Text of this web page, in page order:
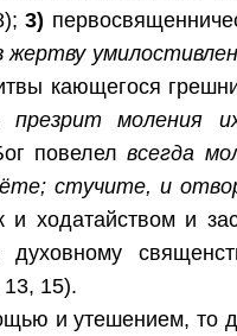
3)
кающегося
моления
повелелвсегда
стучите, и
ходатайством и
15).
и утешением, то